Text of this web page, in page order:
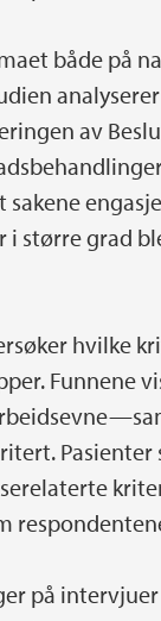
både på
av
sakene
i større grad
hvilke
Funnene
på